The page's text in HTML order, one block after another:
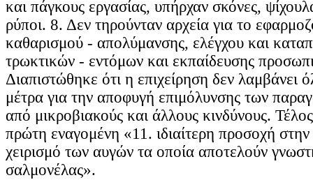
και πάγκους εργασίας, υπήρχαν σκόνες,
ρύποι. 8. Δεν τηρούνταν αρχεία για το
καθαρισμού - απολύμανσης, ελέγχου και
τρωκτικών - εντόμων και εκπαίδευσης
Διαπιστώθηκε ότι η επιχείρηση δεν λαμβάνει
μέτρα για την αποφυγή επιμόλυνσης των
από μικροβιακούς και άλλους κινδύνους.
πρώτη εναγομένη «11. ιδιαίτερη προσοχή
χειρισμό των αυγών τα οποία αποτελούν
σαλμονέλας».